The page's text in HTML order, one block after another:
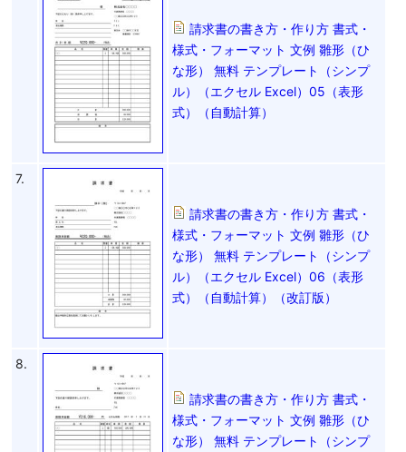
請求書の書き方・作り方 書式・
様式・フォーマット 文例 雛形（ひ
な形） 無料 テンプレート（シンプ
ル）（エクセル Excel）05（表形
式）（自動計算）
7.
請求書の書き方・作り方 書式・
様式・フォーマット 文例 雛形（ひ
な形） 無料 テンプレート（シンプ
ル）（エクセル Excel）06（表形
式）（自動計算）（改訂版）
8.
請求書の書き方・作り方 書式・
様式・フォーマット 文例 雛形（ひ
な形） 無料 テンプレート（シンプ